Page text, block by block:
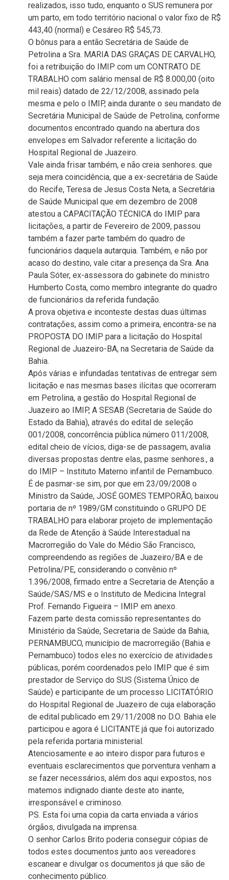
realizados, isso tudo, enquanto o SUS remunera por
um parto, em todo território nacional o valor fixo de R$
443,40 (normal) e Cesáreo R$ 545,73.
O bônus para a então Secretária de Saúde de
Petrolina a Sra. MARIA DAS GRAÇAS DE CARVALHO,
foi a retribuição do IMIP com um CONTRATO DE
TRABALHO com salário mensal de R$ 8.000,00 (oito
mil reais) datado de 22/12/2008, assinado pela
mesma e pelo o IMIP, ainda durante o seu mandato de
Secretária Municipal de Saúde de Petrolina, conforme
documentos encontrado quando na abertura dos
envelopes em Salvador referente a licitação do
Hospital Regional de Juazeiro.
Vale ainda frisar também, e não creia senhores. que
seja mera coincidência, que a ex-secretária de Saúde
do Recife, Teresa de Jesus Costa Neta, a Secretária
de Saúde Municipal que em dezembro de 2008
atestou a CAPACITAÇÃO TÉCNICA do IMIP para
licitações, a partir de Fevereiro de 2009, passou
também a fazer parte também do quadro de
funcionários daquela autarquia. Também, e não por
acaso do destino, vale citar a presença da Sra. Ana
Paula Sóter, ex-assessora do gabinete do ministro
Humberto Costa, como membro integrante do quadro
de funcionários da referida fundação.
A prova objetiva e inconteste destas duas últimas
contratações, assim como a primeira, encontra-se na
PROPOSTA DO IMIP para a licitação do Hospital
Regional de Juazeiro-BA, na Secretaria de Saúde da
Bahia.
Após várias e infundadas tentativas de entregar sem
licitação e nas mesmas bases ilícitas que ocorreram
em Petrolina, a gestão do Hospital Regional de
Juazeiro ao IMIP, A SESAB (Secretaria de Saúde do
Estado da Bahia), através do edital de seleção
001/2008, concorrência pública número 011/2008,
edital cheio de vícios, diga-se de passagem, avalia
diversas propostas dentre elas, pasme senhores., a
do IMIP – Instituto Materno infantil de Pernambuco.
É de pasmar-se sim, por que em 23/09/2008 o
Ministro da Saúde, JOSÉ GOMES TEMPORÃO, baixou
portaria de nº 1989/GM constituindo o GRUPO DE
TRABALHO para elaborar projeto de implementação
da Rede de Atenção à Saúde Interestadual na
Macrorregião do Vale do Médio São Francisco,
compreendendo as regiões de Juazeiro/BA e de
Petrolina/PE, considerando o convênio nº
1.396/2008, firmado entre a Secretaria de Atenção a
Saúde/SAS/MS e o Instituto de Medicina Integral
Prof. Fernando Figueira – IMIP em anexo.
Fazem parte desta comissão representantes do
Ministério da Saúde, Secretaria de Saúde da Bahia,
PERNAMBUCO, município de macrorregião (Bahia e
Pernambuco) todos eles no exercício de atividades
públicas, porém coordenados pelo IMIP que é sim
prestador de Serviço do SUS (Sistema Único de
Saúde) e participante de um processo LICITATÓRIO
do Hospital Regional de Juazeiro de cuja elaboração
de edital publicado em 29/11/2008 no D.O. Bahia ele
participou e agora é LICITANTE já que foi autorizado
pela referida portaria ministerial.
Atenciosamente e ao inteiro dispor para futuros e
eventuais esclarecimentos que porventura venham a
se fazer necessários, além dos aqui expostos, nos
matemos indignado diante deste ato inante,
irresponsável e criminoso.
PS. Esta foi uma copia da carta enviada a vários
órgãos, divulgada na imprensa.
O senhor Carlos Brito poderia conseguir cópias de
todos estes documentos junto aos vereadores
escanear e divulgar os documentos já que são de
conhecimento público.